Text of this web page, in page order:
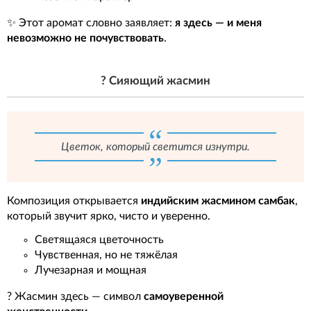
✨ Этот аромат словно заявляет: я здесь — и меня
невозможно не почувствовать.
? Сияющий жасмин
Цветок, который светится изнутри.
Композиция открывается индийским жасмином самбак,
который звучит ярко, чисто и уверенно.
Светящаяся цветочность
Чувственная, но не тяжёлая
Лучезарная и мощная
? Жасмин здесь — символ самоуверенной